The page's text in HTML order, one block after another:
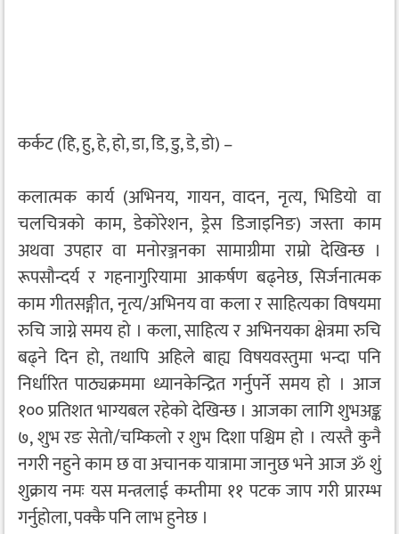
कर्कट (हि, हु, हे, हो, डा, डि, डु, डे, डो) –
कलात्मक कार्य (अभिनय, गायन, वादन, नृत्य, भिडियो वा
चलचित्रको काम, डेकोरेशन, ड्रेस डिजाइनिङ) जस्ता काम
अथवा उपहार वा मनोरञ्जनका सामाग्रीमा राम्रो देखिन्छ ।
रूपसौन्दर्य र गहनागुरियामा आकर्षण बढ्नेछ, सिर्जनात्मक
काम गीतसङ्गीत, नृत्य/अभिनय वा कला र साहित्यका विषयमा
रुचि जाग्ने समय हो । कला, साहित्य र अभिनयका क्षेत्रमा रुचि
बढ्ने दिन हो, तथापि अहिले बाह्य विषयवस्तुमा भन्दा पनि
निर्धारित पाठ्यक्रममा ध्यानकेन्द्रित गर्नुपर्ने समय हो । आज
१०० प्रतिशत भाग्यबल रहेको देखिन्छ । आजका लागि शुभअङ्क
७, शुभ रङ सेतो/चम्किलो र शुभ दिशा पश्चिम हो । त्यस्तै कुनै
नगरी नहुने काम छ वा अचानक यात्रामा जानुछ भने आज ॐ शुं
शुक्राय नमः यस मन्त्रलाई कम्तीमा ११ पटक जाप गरी प्रारम्भ
गर्नुहोला, पक्कै पनि लाभ हुनेछ ।